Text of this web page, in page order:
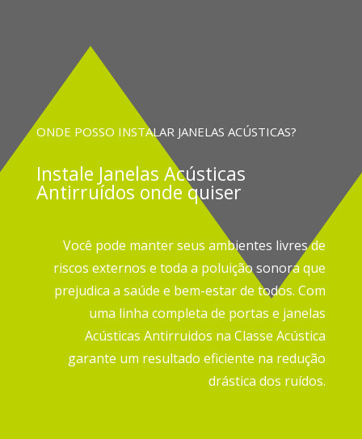
ONDE POSSO INSTALAR JANELAS ACÚSTICAS?
Instale Janelas Acústicas
Antirruídos onde quiser
Você pode manter seus ambientes livres de
riscos externos e toda a poluição sonora que
prejudica a saúde e bem-estar de todos.Com
uma linha completa de portas e janelas
Acústicas Antirruidos na Classe Acústica
garante um resultado eficiente na redução
drástica dos ruídos.